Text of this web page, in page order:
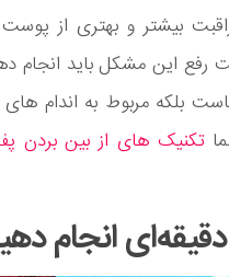
بیشتر و بهتری از
رفع این مشکل باید انجام
بلکه مربوط به اندام
تکنیک های از بین بردن